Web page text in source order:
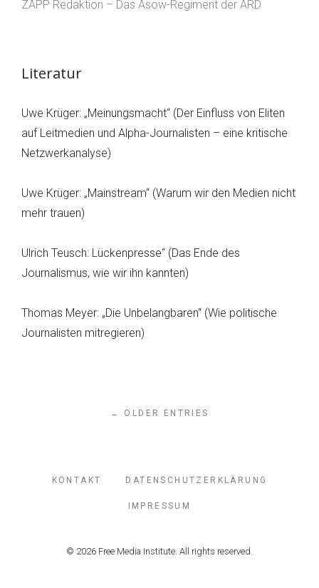
ZAPP Redaktion – Das Asow-Regiment der ARD
Literatur
Uwe Krüger: „Meinungsmacht“ (Der Einfluss von Eliten
auf Leitmedien und Alpha-Journalisten – eine kritische
Netzwerkanalyse)
Uwe Krüger: „Mainstream“ (Warum wir den Medien nicht
mehr trauen)
Ulrich Teusch: Lückenpresse“ (Das Ende des
Journalismus, wie wir ihn kannten)
Thomas Meyer: „Die Unbelangbaren“ (Wie politische
Journalisten mitregieren)
← OLDER ENTRIES
KONTAKT DATENSCHUTZERKLÄRUNG
IMPRESSUM
© 2026 Free Media Institute. All rights reserved.